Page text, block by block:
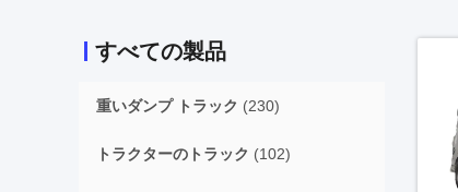
すべての製品
重いダンプ トラック (230)
トラクターのトラック (102)